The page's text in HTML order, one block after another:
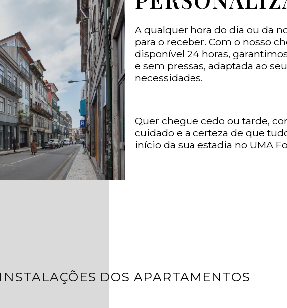
A qualquer hora do dia ou da
para o receber. Com o nosso
disponível 24 horas,
e sem pressas, adaptada ao
necessidades.
Quer chegue cedo ou tarde,
cuidado e a certeza de que
início da sua estadia no UMA
INSTALAÇÕES DOS APARTAMENTOS